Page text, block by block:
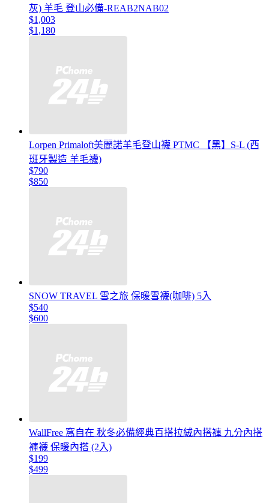
灰) 羊毛 登山必備-REAB2NAB02
$1,003
$1,180
Lorpen Primaloft美麗諾羊毛登山襪 PTMC 【黑】S-L (西
班牙製造 羊毛襪)
$790
$850
SNOW TRAVEL 雪之旅 保暖雪襪(咖啡) 5入
$540
$600
WallFree 窩自在 秋冬必備經典百搭拉絨內搭褲 九分內搭
褲襪 保暖內搭 (2入)
$199
$499